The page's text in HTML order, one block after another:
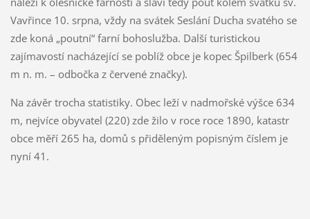
Vavřince 10. srpna, vždy na svátek Seslání Ducha svatého se
zde koná „poutní“ farní bohoslužba. Další turistickou
zajímavostí nacházející se poblíž obce je kopec Špilberk (654
m n. m. – odbočka z červené značky).
Na závěr trocha statistiky. Obec leží v nadmořské výšce 634
m, nejvíce obyvatel (220) zde žilo v roce roce 1890, katastr
obce měří 265 ha, domů s přiděleným popisným číslem je
nyní 41.